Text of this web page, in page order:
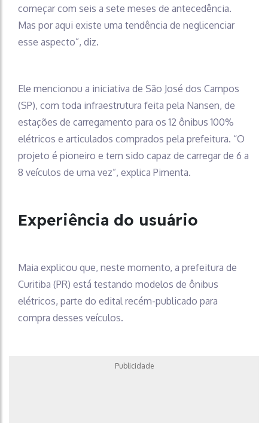
começar com seis a sete meses de antecedência.
Mas por aqui existe uma tendência de neglicenciar
esse aspecto”, diz.
Ele mencionou a iniciativa de São José dos Campos
(SP), com toda infraestrutura feita pela Nansen, de
estações de carregamento para os 12 ônibus 100%
elétricos e articulados comprados pela prefeitura. “O
projeto é pioneiro e tem sido capaz de carregar de 6 a
8 veículos de uma vez”, explica Pimenta.
Experiência do usuário
Maia explicou que, neste momento, a prefeitura de
Curitiba (PR) está testando modelos de ônibus
elétricos, parte do edital recém-publicado para
compra desses veículos.
Publicidade